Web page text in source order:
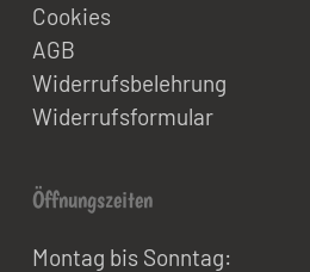
Cookies
AGB
Widerrufsbelehrung
Widerrufsformular
Öffnungszeiten
Montag bis Sonntag: